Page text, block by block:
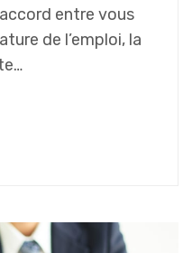
entre vous
de l’emploi, la